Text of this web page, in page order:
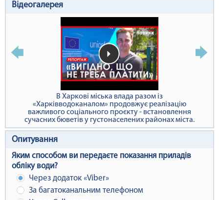
Відеогалерея
У Шевченківському районі перекладають
водопроводи
Опитування
Яким способом ви передаєте показання приладів
обліку води?
Через додаток «Viber»
За багатоканальним телефоном